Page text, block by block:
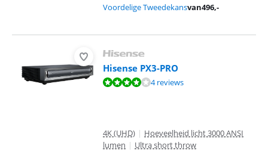
Voordelige Tweedekansvan496,-
Hisense PX3-PRO
Beoordeling is 8,3 van de 10, gebaseerd op 4 reviews.
4 reviews
4K (UHD) | Hoeveelheid licht 3000 ANSI
lumen | Ultra short throw